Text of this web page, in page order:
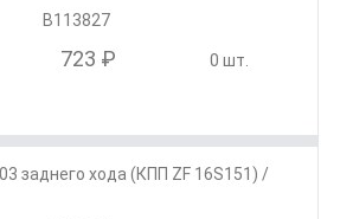
В113827
723 ₽ 0 шт.
заднего хода (КПП ZF 16S151) /